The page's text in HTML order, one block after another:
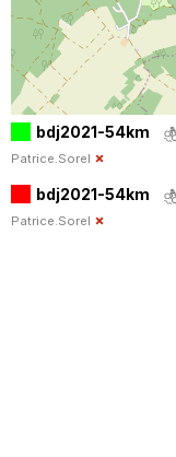
bdj2021-54km
Patrice.Sorel
bdj2021-54km
Patrice.Sorel